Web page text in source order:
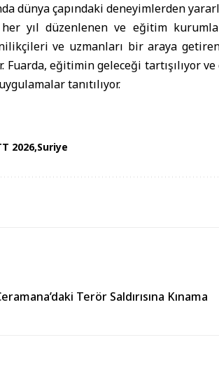
dünya çapındaki deneyimlerden
her yıl düzenlenen ve eğitim
ve uzmanları bir araya
Fuarda, eğitimin geleceği tartışılıyor
tanıtılıyor.
2026 Suriye
Terör Saldırısına Kınama